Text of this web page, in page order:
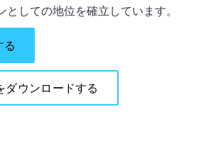
としての地位を確立しています。
る
ダウンロードする